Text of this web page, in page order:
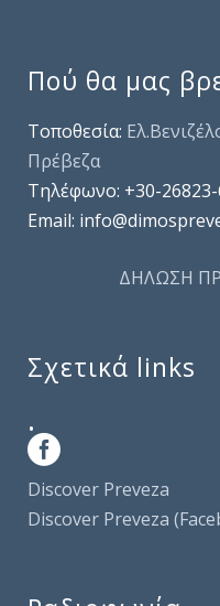
Πού θα μας
Τοποθεσία:
Πρέβεζα
Τηλέφωνo: +30-
Email:
ΔΗΛΩΣΗ
Σχετικά links
.
Discover Preveza
Discover Preveza